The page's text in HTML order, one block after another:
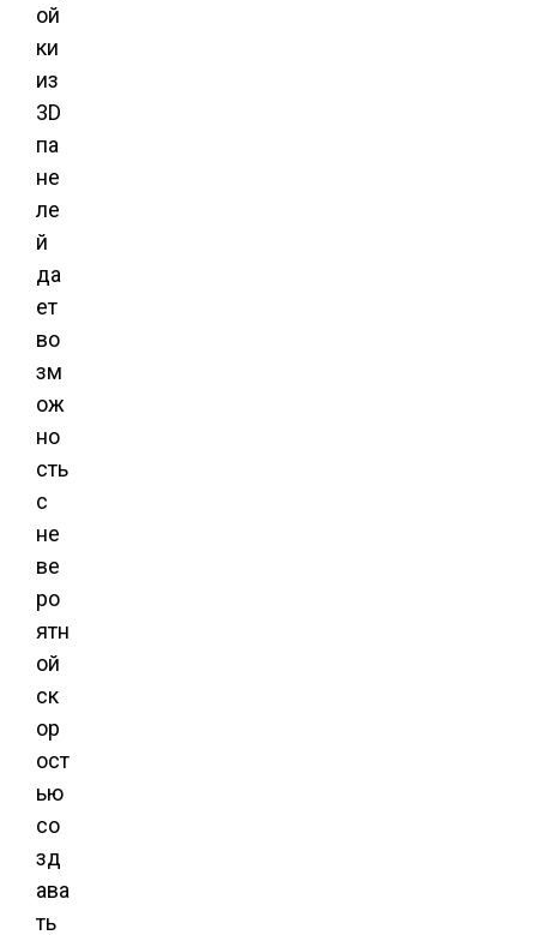
ой
ки
из
3D
па
не
ле
й
да
ет
во
зм
ож
но
сть
с
не
ве
ро
ятн
ой
ск
ор
ост
ью
со
зд
ава
ть